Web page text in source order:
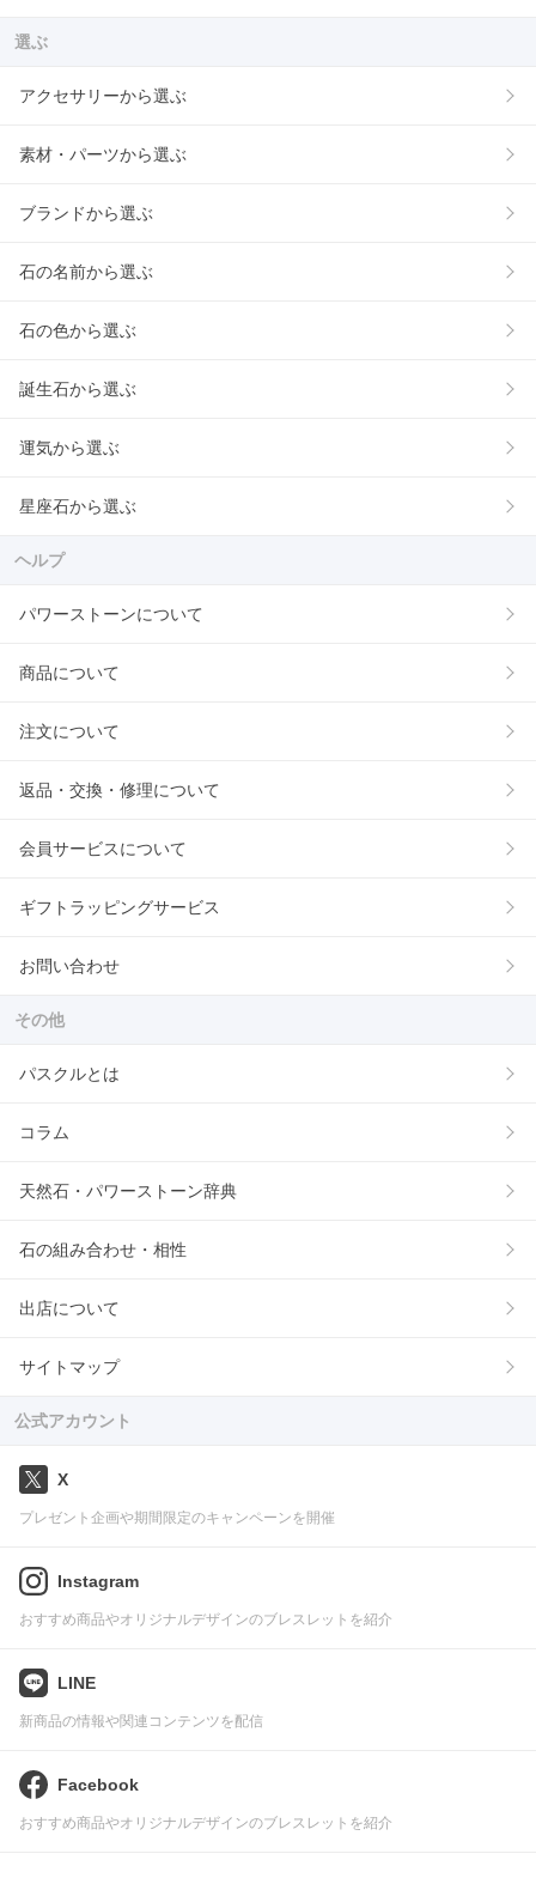
選ぶ
アクセサリーから選ぶ
素材・パーツから選ぶ
ブランドから選ぶ
石の名前から選ぶ
石の色から選ぶ
誕生石から選ぶ
運気から選ぶ
星座石から選ぶ
ヘルプ
パワーストーンについて
商品について
注文について
返品・交換・修理について
会員サービスについて
ギフトラッピングサービス
お問い合わせ
その他
パスクルとは
コラム
天然石・パワーストーン辞典
石の組み合わせ・相性
出店について
サイトマップ
公式アカウント
X
プレゼント企画や期間限定のキャンペーンを開催
Instagram
おすすめ商品やオリジナルデザインのブレスレットを紹介
LINE
新商品の情報や関連コンテンツを配信
Facebook
おすすめ商品やオリジナルデザインのブレスレットを紹介